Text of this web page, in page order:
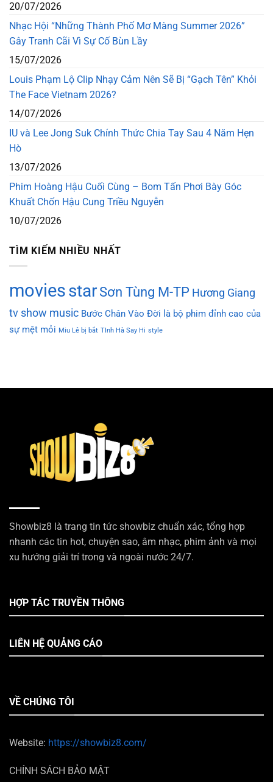
20/07/2026
Nhạc Hội “Những Thành Phố Mơ Màng Summer 2026”
Gây Tranh Cãi Vì Sự Cố Bùn Lầy
15/07/2026
Louis Phạm Lộ Clip Nhạy Cảm Nên Sẽ Bị “Gạch Tên” Khỏi
The Face Vietnam 2026?
14/07/2026
IU và Lee Jong Suk Chính Thức Chia Tay Sau 4 Năm Hẹn
Hò
13/07/2026
Phim Hoàng Hậu Cuối Cùng – Bom Tấn Phơi Bày Góc
Khuất Chốn Hậu Cung Triều Nguyễn
10/07/2026
TÌM KIẾM NHIỀU NHẤT
moviesstarSơn Tùng M-TP Hương Giang
tv show music Bước Chân Vào Đời là bộ phim đỉnh cao của
sự mệt mỏi Miu Lê bị bắt TInh Hà Say Hi style
Showbiz8 là trang tin tức showbiz chuẩn xác, tổng hợp
nhanh các tin hot, chuyện sao, âm nhạc, phim ảnh và mọi
xu hướng giải trí trong và ngoài nước 24/7.
HỢP TÁC TRUYỀN THÔNG
LIÊN HỆ QUẢNG CÁO
VỀ CHÚNG TÔI
Website: https://showbiz8.com/
CHÍNH SÁCH BẢO MẬT